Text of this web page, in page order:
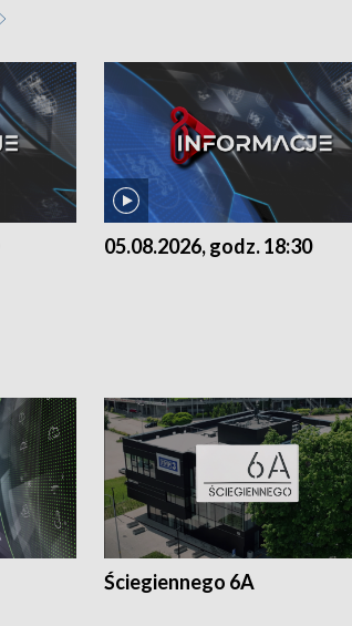
05.08.2026, godz. 18:30
Ściegiennego 6A